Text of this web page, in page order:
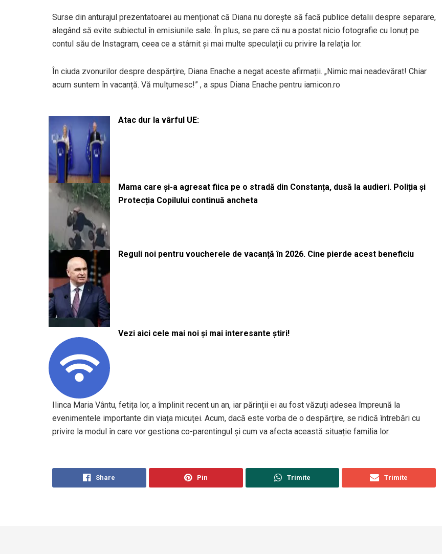
Surse din anturajul prezentatoarei au menționat că Diana nu dorește să facă publice detalii despre separare,
alegând să evite subiectul în emisiunile sale. În plus, se pare că nu a postat nicio fotografie cu Ionuț pe
contul său de Instagram, ceea ce a stârnit și mai multe speculații cu privire la relația lor.
În ciuda zvonurilor despre despărțire, Diana Enache a negat aceste afirmații. „Nimic mai neadevărat! Chiar
acum suntem în vacanță. Vă mulțumesc!” , a spus Diana Enache pentru iamicon.ro
Atac dur la vârful UE:
Mama care și-a agresat fiica pe o stradă din Constanța, dusă la audieri. Poliția și
Protecția Copilului continuă ancheta
Reguli noi pentru voucherele de vacanță în 2026. Cine pierde acest beneficiu
Vezi aici cele mai noi și mai interesante știri!
Ilinca Maria Vântu, fetița lor, a împlinit recent un an, iar părinții ei au fost văzuți adesea împreună la
evenimentele importante din viața micuței. Acum, dacă este vorba de o despărțire, se ridică întrebări cu
privire la modul în care vor gestiona co-parentingul și cum va afecta această situație familia lor.
Share Pin Trimite Trimite